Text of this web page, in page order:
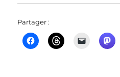
Partager :